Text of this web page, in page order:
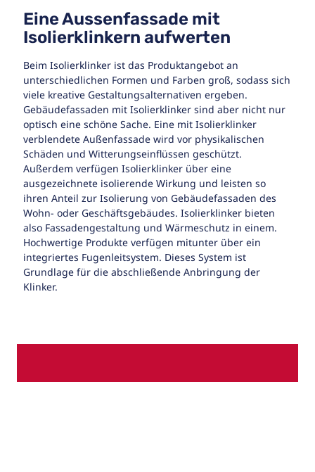
Eine Aussenfassade mit
Isolierklinkern aufwerten
Beim Isolierklinker ist das Produktangebot an
unterschiedlichen Formen und Farben groß, sodass sich
viele kreative Gestaltungsalternativen ergeben.
Gebäudefassaden mit Isolierklinker sind aber nicht nur
optisch eine schöne Sache. Eine mit Isolierklinker
verblendete Außenfassade wird vor physikalischen
Schäden und Witterungseinflüssen geschützt.
Außerdem verfügen Isolierklinker über eine
ausgezeichnete isolierende Wirkung und leisten so
ihren Anteil zur Isolierung von Gebäudefassaden des
Wohn- oder Geschäftsgebäudes. Isolierklinker bieten
also Fassadengestaltung und Wärmeschutz in einem.
Hochwertige Produkte verfügen mitunter über ein
integriertes Fugenleitsystem. Dieses System ist
Grundlage für die abschließende Anbringung der
Klinker.